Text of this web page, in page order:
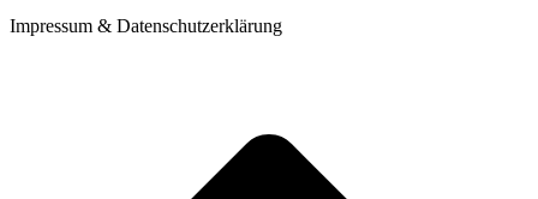
Impressum & Datenschutzerklärung